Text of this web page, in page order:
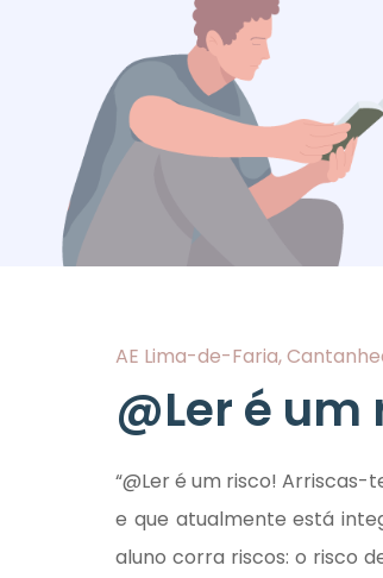
AE Lima-de-Faria,
@Ler é
“@Ler é um risco! Arriscas-
e que atualmente está
aluno corra riscos: o risco